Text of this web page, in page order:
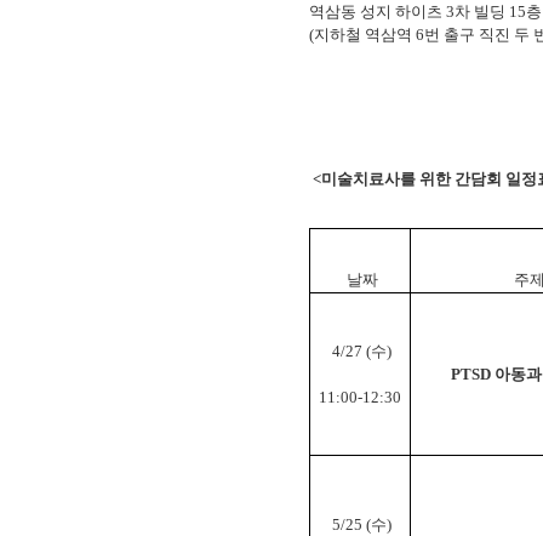
역삼동 성지 하이츠 3차 빌딩 15
(지하철 역삼역 6번 출구 직진 두
<미술치료사를 위한 간담회 일정
날짜 주
4/27 (수)
11:00-12:30
PTSD 아동
5/25 (수)